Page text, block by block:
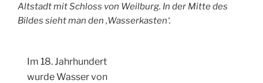
Altstadt mit Schloss von Weilburg. In der Mitte des
Bildes sieht man den ‚Wasserkasten‘.
Im 18. Jahrhundert
wurde Wasser von